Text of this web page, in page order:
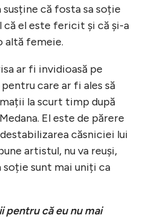
că fosta sa soție
el este fericit și că și-a
altă femeie.
ar fi invidioasă pe
care ar fi ales să
la scurt timp după
El este de părere
căsniciei lui
artistul, nu va reuși,
soție sunt mai uniți ca
pentru că eu nu mai